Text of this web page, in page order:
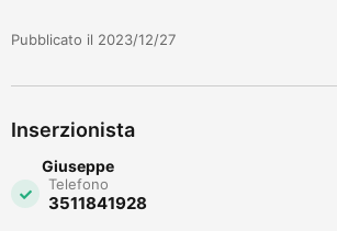
Pubblicato il 2023/12/27
Inserzionista
Giuseppe
Telefono
3511841928